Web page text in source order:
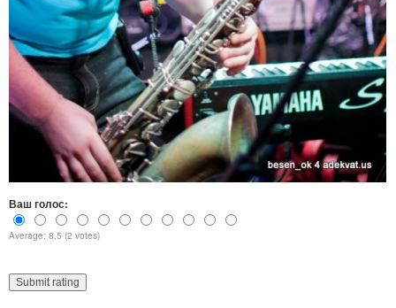
Ваш голос:
Average: 8.5 (2 votes)